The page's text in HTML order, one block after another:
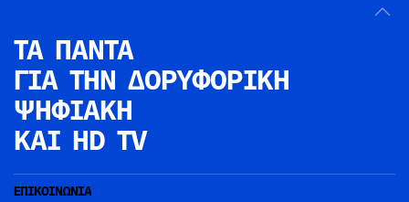
ΤΑ ΠΑΝΤΑ
ΓΙΑ ΤΗΝ ΔΟΡΥΦΟΡΙΚΗ
ΨΗΦΙΑΚΗ
ΚΑΙ HD TV
ΕΠΙΚΟΙΝΩΝΙΑ